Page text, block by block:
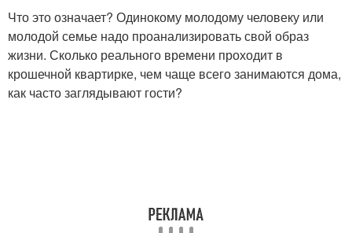
Что это означает? Одинокому молодому человеку или
молодой семье надо проанализировать свой образ
жизни. Сколько реального времени проходит в
крошечной квартирке, чем чаще всего занимаются дома,
как часто заглядывают гости?